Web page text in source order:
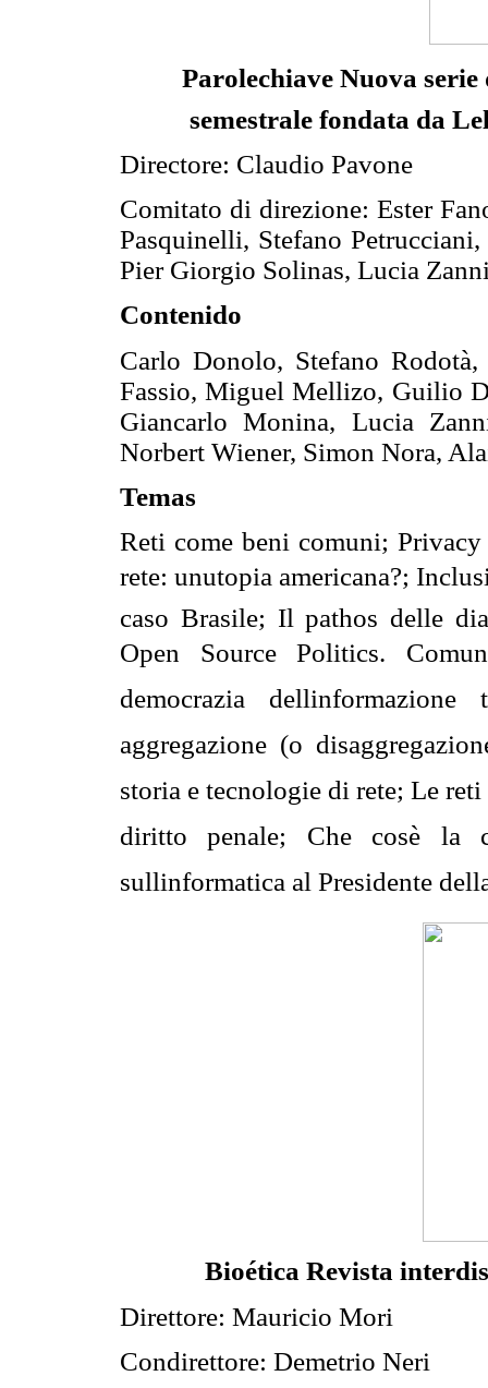
Parolechiave Nuova serie
semestrale fondata da
Directore: Claudio Pavone
Comitato di direzione: Ester
Pasquinelli, Stefano
Pier Giorgio Solinas, Lucia
Contenido
Carlo Donolo, Stefano
Fassio, Miguel Mellizo, Guilio
Giancarlo Monina, Lucia
Norbert Wiener, Simon Nora,
Temas
Reti come beni comuni;
rete: unutopia americana?;
caso Brasile; Il pathos delle
Open Source Politics.
democrazia
aggregazione (o
storia e tecnologie di rete; Le
diritto penale; Che cosè la
sullinformatica al Presidente
Bioética Revista
Direttore: Mauricio Mori
Condirettore: Demetrio Neri